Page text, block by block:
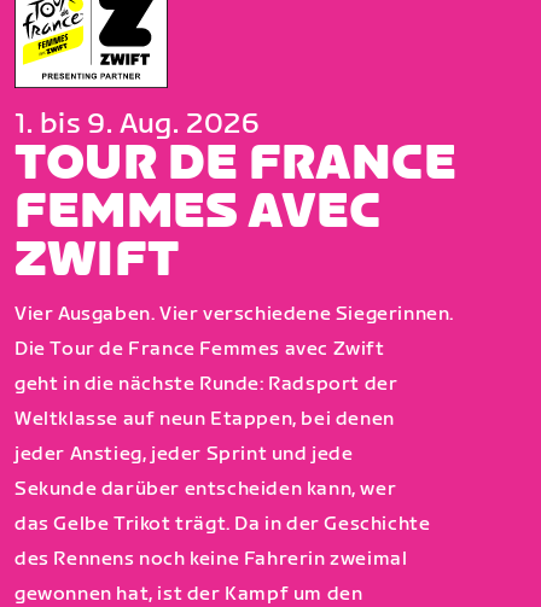
1. bis 9. Aug. 2026
TOUR DE FRANCE
FEMMES AVEC
ZWIFT
Vier Ausgaben. Vier verschiedene Siegerinnen.
Die Tour de France Femmes avec Zwift
geht in die nächste Runde: Radsport der
Weltklasse auf neun Etappen, bei denen
jeder Anstieg, jeder Sprint und jede
Sekunde darüber entscheiden kann, wer
das Gelbe Trikot trägt. Da in der Geschichte
des Rennens noch keine Fahrerin zweimal
gewonnen hat, ist der Kampf um den